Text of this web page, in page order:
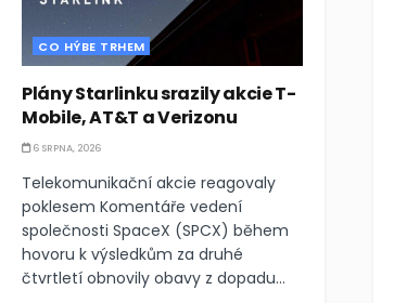
CO HÝBE TRHEM
Plány Starlinku srazily akcie T-
Mobile, AT&T a Verizonu
6 SRPNA, 2026
Telekomunikační akcie reagovaly
poklesem Komentáře vedení
společnosti SpaceX (SPCX) během
hovoru k výsledkům za druhé
čtvrtletí obnovily obavy z dopadu...